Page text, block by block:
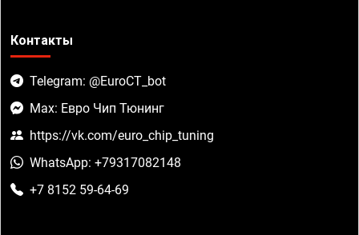
Контакты
Telegram: @EuroCT_bot
Max: Евро Чип Тюнинг
https://vk.com/euro_chip_tuning
WhatsApp: +79317082148
+7 8152 59-64-69